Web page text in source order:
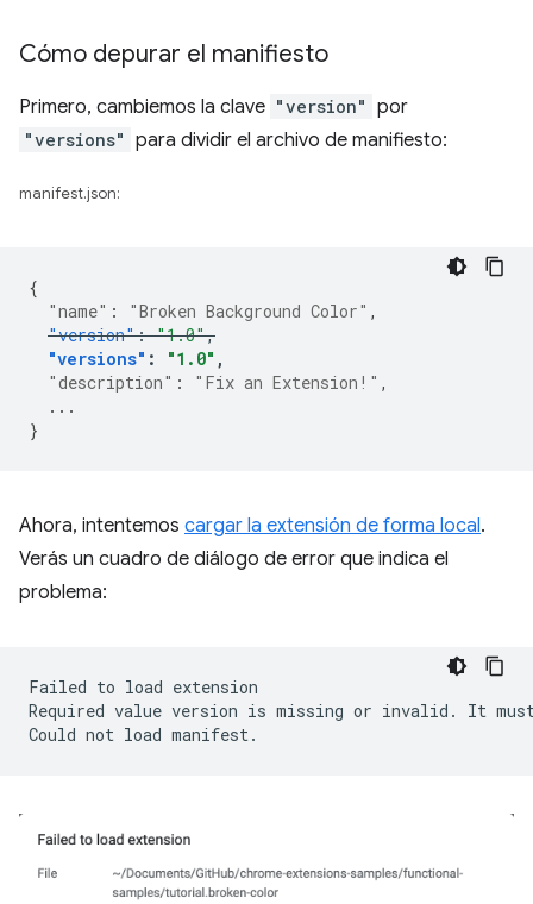
Cómo depurar el manifiesto
Primero, cambiemos la clave "version" por
"versions" para dividir el archivo de manifiesto:
manifest.json:
{
"name" : "Broken Background Color" ,
"version": "1.0",
"versions" : "1.0" ,
"description" : "Fix an Extension!" ,
...
}
Ahora, intentemos cargar la extensión de forma local.
Verás un cuadro de diálogo de error que indica el
problema:
Failed to load extension
Required value version is missing or invalid. It
Could not load